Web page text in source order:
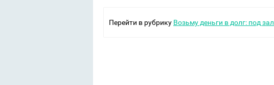
Перейти в рубрику Возьму деньги в долг: под